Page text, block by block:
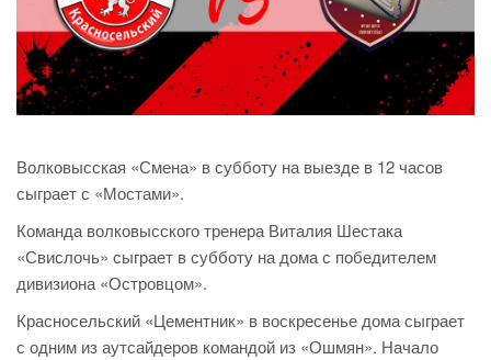
Волковысская «Смена» в субботу на выезде в 12 часов
сыграет с «Мостами».
Команда волковысского тренера Виталия Шестака
«Свислочь» сыграет в субботу на дома с победителем
дивизиона «Островцом».
Красносельский «Цементник» в воскресенье дома сыграет
с одним из аутсайдеров командой из «Ошмян». Начало